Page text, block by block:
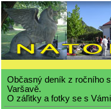
Občasný deník z ročního
Varšavě.
O záľitky a fotky se s